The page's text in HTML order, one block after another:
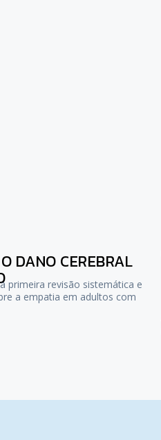
DANO CEREBRAL
primeira revisão sistemática e
a empatia em adultos com